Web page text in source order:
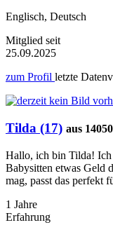
Englisch, Deutsch
Mitglied seit
25.09.2025
zum Profil letzte
Tilda (17) aus
Hallo, ich bin Tilda!
Babysitten etwas Geld
mag, passt das perfekt
1 Jahre
Erfahrung